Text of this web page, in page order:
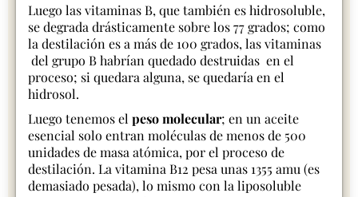
Luego las vitaminas B, que también es hidrosoluble,
se degrada drásticamente sobre los 77 grados; como
la destilación es a más de 100 grados, las vitaminas
del grupo B habrían quedado destruidas en el
proceso; si quedara alguna, se quedaría en el
hidrosol.
Luego tenemos el peso molecular; en un aceite
esencial solo entran moléculas de menos de 500
unidades de masa atómica, por el proceso de
destilación. La vitamina B12 pesa unas 1355 amu (es
demasiado pesada), lo mismo con la liposoluble